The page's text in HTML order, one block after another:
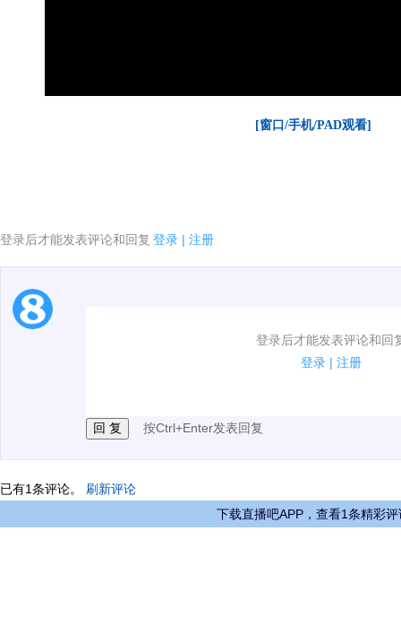
[窗口/手机/PAD观看]
登录后才能发表评论和回复 登录 | 注册
登录后才能发表评论和回
登录 | 注册
1.电脑端新用户可以发表评论了！
按Ctrl+Enter发表回复
已有1条评论。 刷新评论
下载直播吧APP，查看1条精彩评